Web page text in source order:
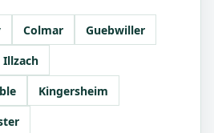
Colmar
Guebwiller
Illzach
Kingersheim